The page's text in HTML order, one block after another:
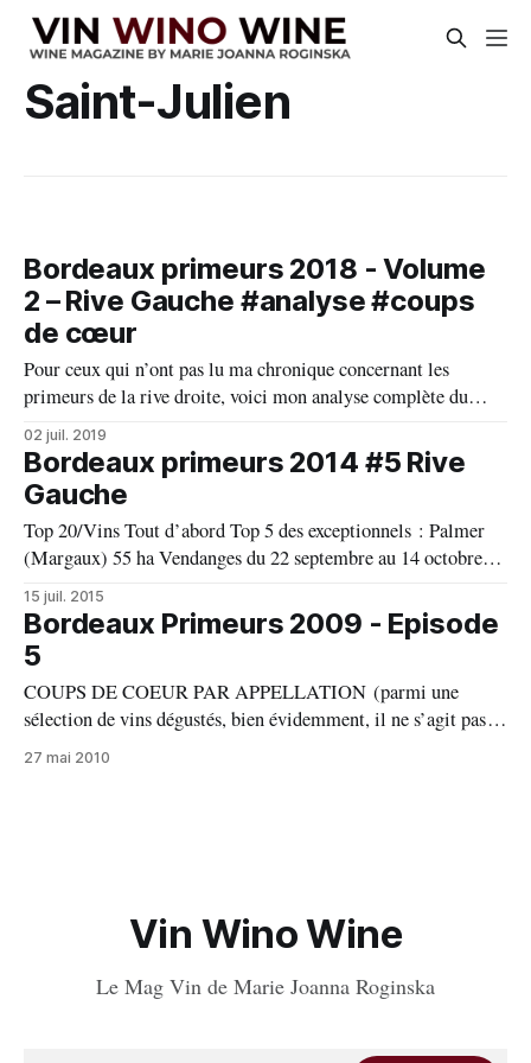
Saint-Julien
Bordeaux primeurs 2018 - Volume
2 – Rive Gauche #analyse #coups
de cœur
Pour ceux qui n’ont pas lu ma chronique concernant les
primeurs de la rive droite, voici mon analyse complète du
millésime 2018, en revanche pour ceux qui ont déjà lu ma
première chronique, désolée pour cette répétition. Millésime
2018 à Bordeaux n’a pas fini de parler de lui,
02 juil. 2019
Bordeaux primeurs 2014 #5 Rive
Gauche
Top 20/Vins Tout d’abord Top 5 des exceptionnels : Palmer
(Margaux) 55 ha Vendanges du 22 septembre au 14 octobre
Assemblage : 45% M 49% CS 6%PV Rendement : 33 hl/ha
Depuis 200 ans Château Palmer continue d’écrire son histoire
de millésime en millésime, acquis en 1814 par
15 juil. 2015
Bordeaux Primeurs 2009 - Episode
5
COUPS DE COEUR PAR APPELLATION (parmi une
sélection de vins dégustés, bien évidemment, il ne s’agit pas
de tous les Bordeaux) : SAINT JULIEN Branairen Ducru nez
27 mai 2010
Vin Wino Wine
Le Mag Vin de Marie Joanna Roginska